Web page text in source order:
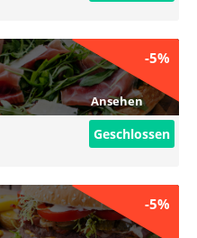
-5%
Ansehen
Geschlossen
-5%